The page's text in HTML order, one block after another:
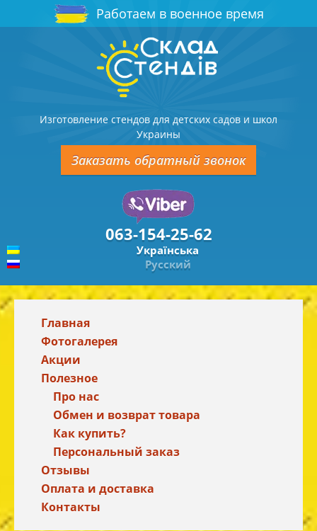
Работаем в военное время
Изготовление стендов для детских садов и школ
Украины
Заказать обратный звонок
063-154-25-62
Українська
Русский
Главная
Фотогалерея
Акции
Полезное
Про нас
Обмен и возврат товара
Как купить?
Персональный заказ
Отзывы
Оплата и доставка
Контакты